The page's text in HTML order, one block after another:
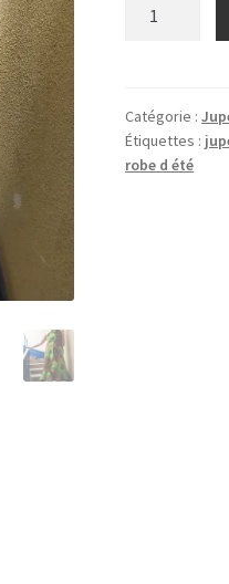
Catégorie :
Étiquettes :
robe d été